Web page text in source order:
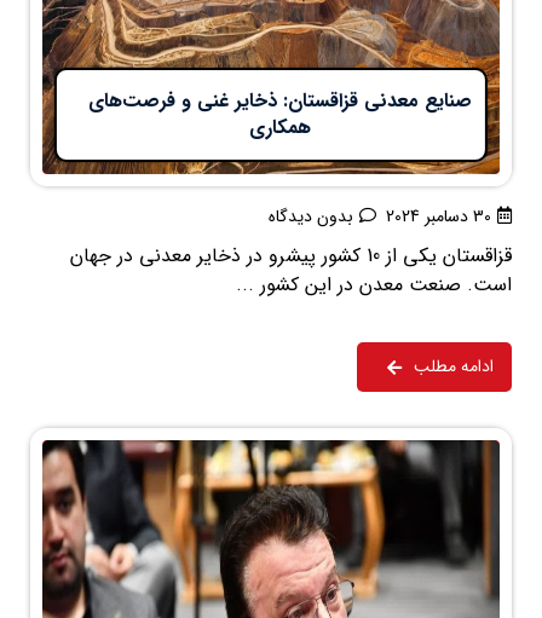
صنایع معدنی قزاقستان: ذخایر غنی و فرصت‌های
همکاری
30 دسامبر 2024 بدون دیدگاه
قزاقستان یکی از 10 کشور پیشرو در ذخایر معدنی در جهان
است. صنعت معدن در این کشور ...
ادامه مطلب